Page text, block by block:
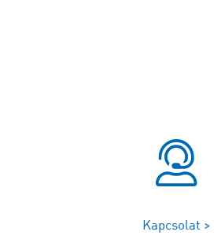
Kapcsolat >